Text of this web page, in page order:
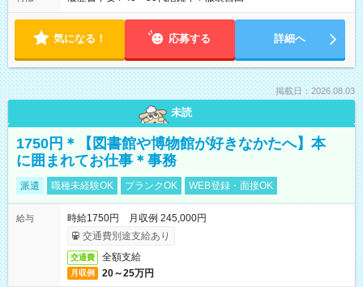
気になる！ 応募する 詳細へ
掲載日：2026.08.03
未読
1750円＊【図書館や博物館が好きなかたへ】本
に囲まれてお仕事＊事務
派遣 職種未経験OK ブランクOK WEB登録・面接OK
給与
時給1750円 月収例 245,000円
交通費別途支給あり
交通費 全額支給
月収例 20～25万円